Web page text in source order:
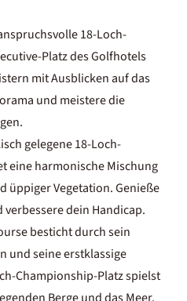
18-Loch-
Platz des Golfhotels
mit Ausblicken auf das
und meistere die
gelegene 18-Loch-
eine harmonische Mischung
üppiger Vegetation. Genieße
dein Handicap.
besticht durch sein
und seine erstklassige
Championship-Platz spielst
Berge und das Meer.